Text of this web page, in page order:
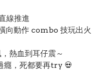
線推進
向動作 combo 技玩出火
熱血到耳仔震～
癮，死都要再try 💀